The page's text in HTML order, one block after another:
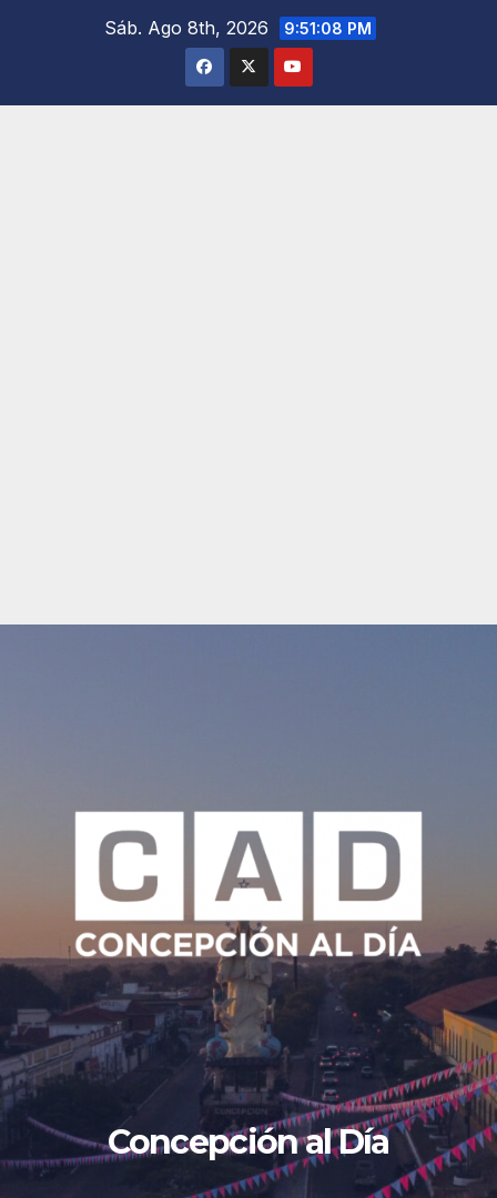
Sáb. Ago 8th, 2026 9:51:09 PM
Concepción al Día